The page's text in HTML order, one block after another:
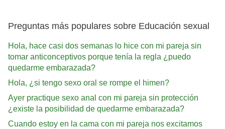
Preguntas más populares sobre Educación sexual
Hola, hace casi dos semanas lo hice con mi pareja sin
tomar anticonceptivos porque tenía la regla ¿puedo
quedarme embarazada?
Hola, ¿si tengo sexo oral se rompe el himen?
Ayer practique sexo anal con mi pareja sin protección
¿existe la posibilidad de quedarme embarazada?
Cuando estoy en la cama con mi pareja nos excitamos